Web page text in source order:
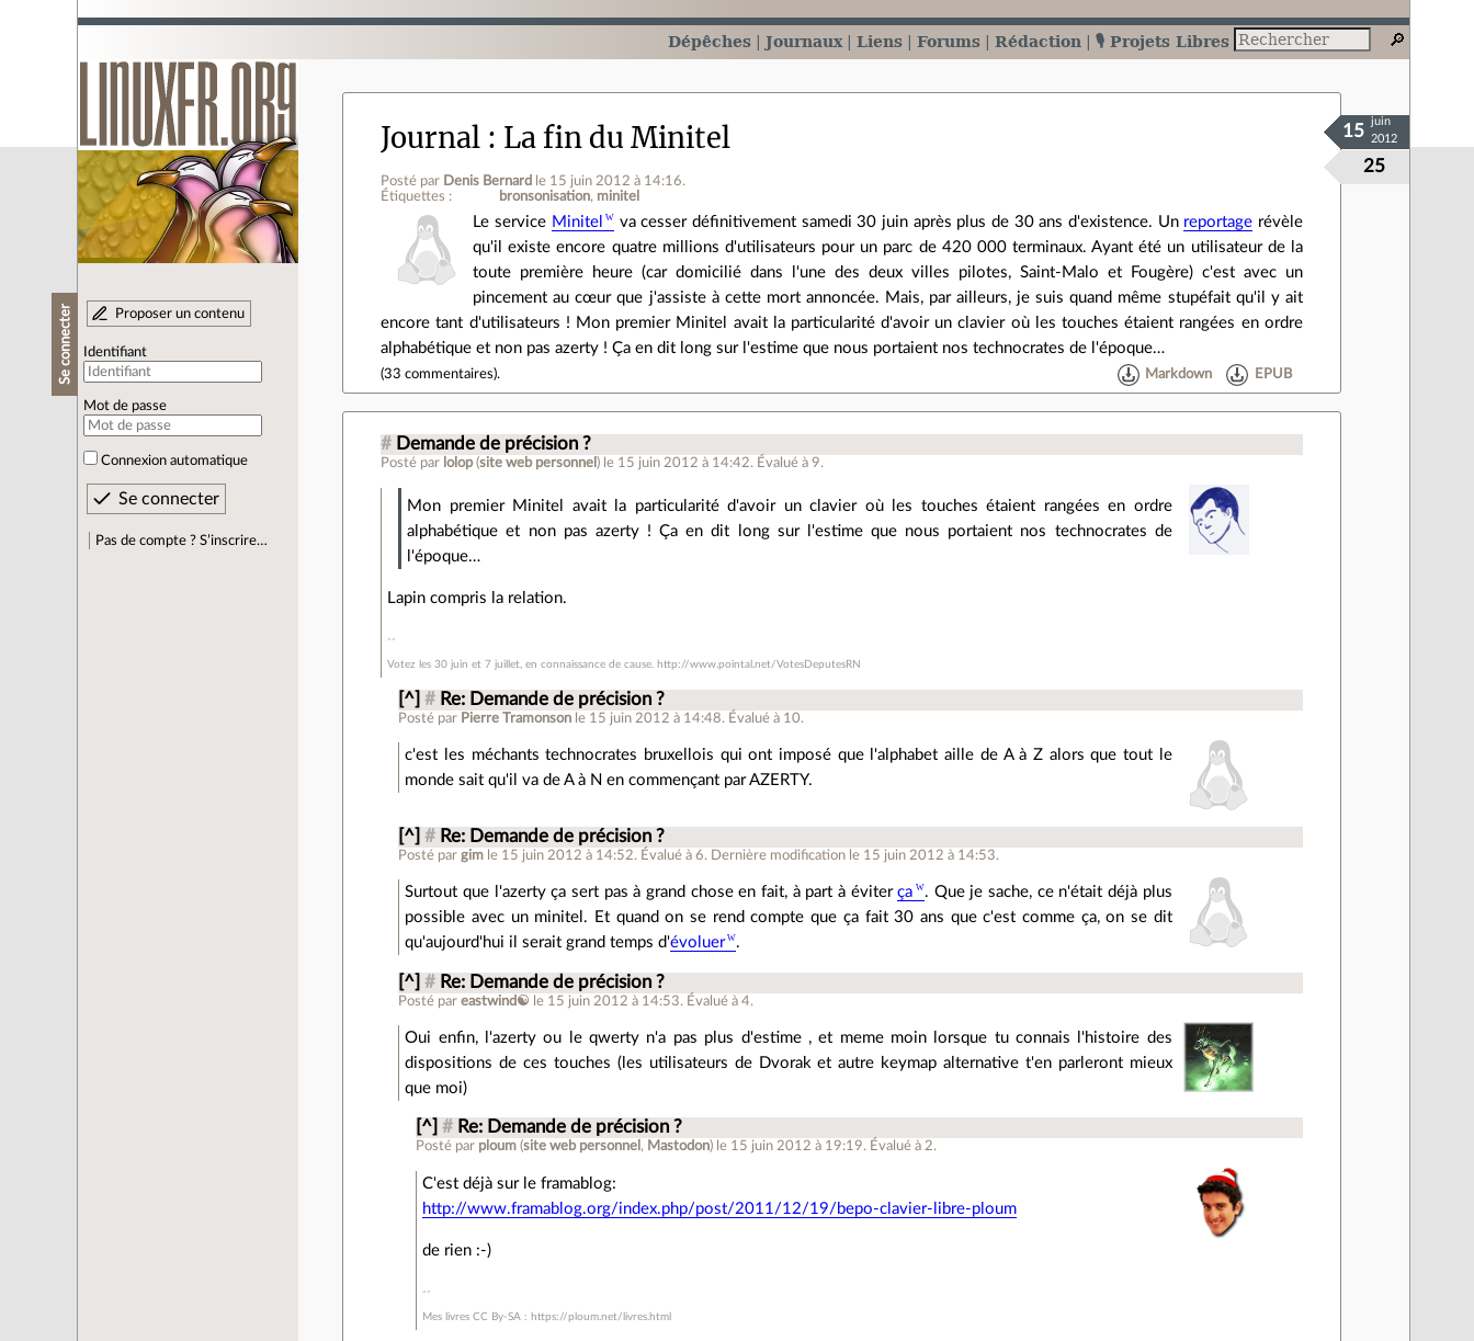
Dépêches Journaux Liens Forums Rédaction 🎙️ Projets Libres
Se connecter Proposer un contenu
Identifiant
Mot de passe
Connexion automatique
Pas de compte ? S’inscrire…
Journal La fin du Minitel
Posté par Denis Bernard le 15 juin 2012 à 14:16.
Étiquettes :
bronsonisation minitel
25
15
juin
2012
Le service Minitel va cesser définitivement samedi 30 juin après plus de 30 ans d'existence. Un reportage révèle
qu'il existe encore quatre millions d'utilisateurs pour un parc de 420 000 terminaux. Ayant été un utilisateur de la
toute première heure (car domicilié dans l'une des deux villes pilotes, Saint-Malo et Fougère) c'est avec un
pincement au cœur que j'assiste à cette mort annoncée. Mais, par ailleurs, je suis quand même stupéfait qu'il y ait
encore tant d'utilisateurs ! Mon premier Minitel avait la particularité d'avoir un clavier où les touches étaient rangées en ordre
alphabétique et non pas azerty ! Ça en dit long sur l'estime que nous portaient nos technocrates de l'époque…
(33 commentaires). Markdown EPUB
# Demande de précision ?
Posté par lolop(site web personnel ) le 15 juin 2012 à 14:42. Évalué à9.
Mon premier Minitel avait la particularité d'avoir un clavier où les touches étaient rangées en ordre
alphabétique et non pas azerty ! Ça en dit long sur l'estime que nous portaient nos technocrates de
l'époque…
Lapin compris la relation.
Votez les 30 juin et 7 juillet, en connaissance de cause. http://www.pointal.net/VotesDeputesRN
[^] # Re: Demande de précision ?
Posté par Pierre Tramonson le 15 juin 2012 à 14:48. Évalué à 10.
c'est les méchants technocrates bruxellois qui ont imposé que l'alphabet aille de A à Z alors que tout le
monde sait qu'il va de A à N en commençant par AZERTY.
[^] # Re: Demande de précision ?
Posté pargim le 15 juin 2012 à 14:52. Évalué à6. Dernière modification le 15 juin 2012 à 14:53.
Surtout que l'azerty ça sert pas à grand chose en fait, à part à éviterça
. Que je sache, ce n'était déjà plus
possible avec un minitel. Et quand on se rend compte que ça fait 30 ans que c'est comme ça, on se dit
qu'aujourd'hui il serait grand temps d'évoluer .
[^] # Re: Demande de précision ?
Posté pareastwind☯ le 15 juin 2012 à 14:53. Évalué à4.
Oui enfin, l'azerty ou le qwerty n'a pas plus d'estime , et meme moin lorsque tu connais l'histoire des
dispositions de ces touches (les utilisateurs de Dvorak et autre keymap alternative t'en parleront mieux
que moi)
[^] # Re: Demande de précision ?
Posté par ploum (site web personnel , Mastodon) le 15 juin 2012 à 19:19. Évalué à 2.
C'est déjà sur le framablog:
http://www.framablog.org/index.php/post/2011/12/19/bepo-clavier-libre-ploum
de rien :-)
Mes livres CC By-SA : https://ploum.net/livres.html